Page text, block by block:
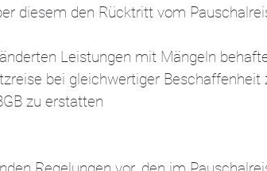
diesem den Rücktritt vom
Leistungen mit Mängeln
bei gleichwertiger
zu erstatten